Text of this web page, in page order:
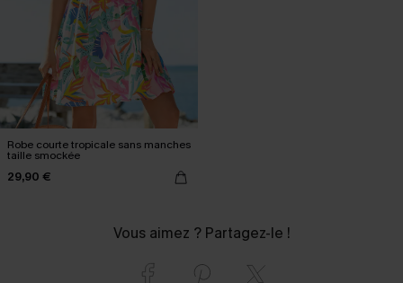
Robe courte tropicale sans manches
taille smockée
29,90 €
Vous aimez ? Partagez-le !